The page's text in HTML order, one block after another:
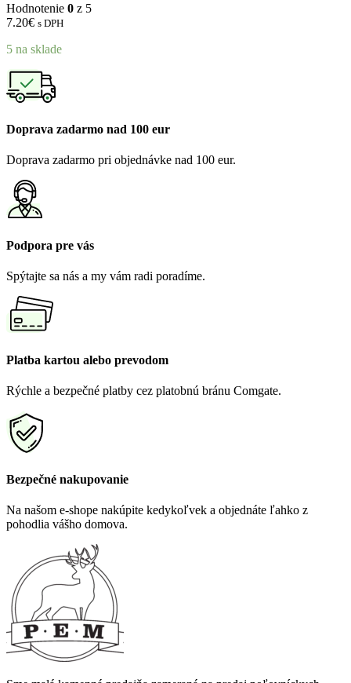
Hodnotenie 0 z 5
7.20€ s DPH
5 na sklade
Doprava zadarmo nad 100 eur
Doprava zadarmo pri objednávke nad 100 eur.
Podpora pre vás
Spýtajte sa nás a my vám radi poradíme.
Platba kartou alebo prevodom
Rýchle a bezpečné platby cez platobnú bránu Comgate.
Bezpečné nakupovanie
Na našom e-shope nakúpite kedykoľvek a objednáte ľahko z
pohodlia vášho domova.